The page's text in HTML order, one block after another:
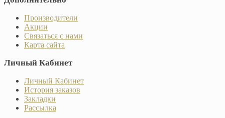
Производители
Акции
Связаться с нами
Карта сайта
Личный Кабинет
Личный Кабинет
История заказов
Закладки
Рассылка